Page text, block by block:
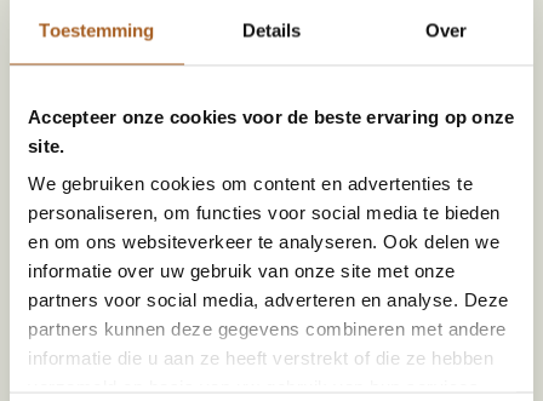
Toestemming Details Over
Accepteer onze cookies voor de beste ervaring op onze
site.
We gebruiken cookies om content en advertenties te
personaliseren, om functies voor social media te bieden
en om ons websiteverkeer te analyseren. Ook delen we
informatie over uw gebruik van onze site met onze
partners voor social media, adverteren en analyse. Deze
partners kunnen deze gegevens combineren met andere
informatie die u aan ze heeft verstrekt of die ze hebben
mooiste items op te speuren. Tijdens het zoeken naar die producten
letten wij vooral op kwaliteit en oorsprong.
Specificaties
Kleur Oker
Materiaal Aardewerk
Stijl Ibiza vibe
Land van herkomst Marokko